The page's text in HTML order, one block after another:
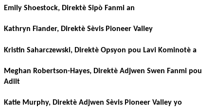
Emily Shoestock, Direktè Sipò Fanmi an
Kathryn Fiander, Direktè Sèvis Pioneer Valley
Kristin Saharczewski, Direktè Opsyon pou Lavi Kominotè a
Meghan Robertson-Hayes, Direktè Adjwen Swen Fanmi pou
Adilt
Katie Murphy, Direktè Adjwen Sèvis Pioneer Valley yo